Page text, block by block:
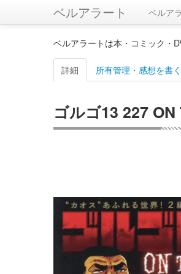
ベルアラート ベルア
ベルアラートは本・コミック・
詳細 所有管理・感想を書く
ゴルゴ13 227